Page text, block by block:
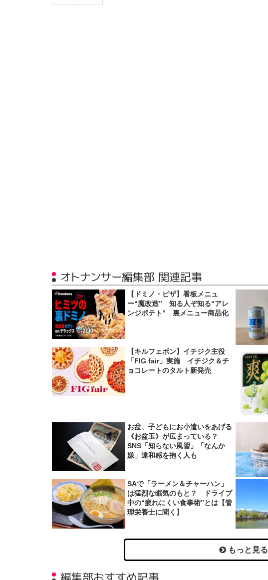
オトナンサー編集部 関連記事
【ドミノ・ピザ】看板メニュ
ー“魔改造” 知る人ぞ知る“アレ
ンジポテト” 裏メニュー商品化
【キルフェボン】イチジク主役
「FIG fair」実施 イチジク＆チ
ョコレートのタルト新発売
お盆、子どもにお小遣いをあげる
《お盆玉》が広まっている？
SNS「知らない風習」「なんか
嫌」違和感を抱く人も
SAで「ラーメン＆チャーハン」
は猛烈な眠気のもと？ ドライブ
中の“疲れにくい食事術”とは【管
理栄養士に聞く】
もっと見る